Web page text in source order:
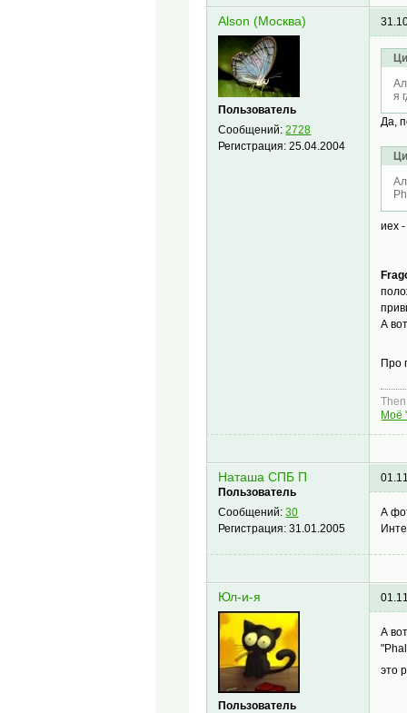
Alson (Москва)
Пользователь
Сообщений:2728
Регистрация:25.04.2004
я
Да,
иех
А
Про
Моё
Наташа СПБ П
Пользователь
Сообщений:30
Регистрация:31.01.2005
А
Юл-и-я
Пользователь
А
это